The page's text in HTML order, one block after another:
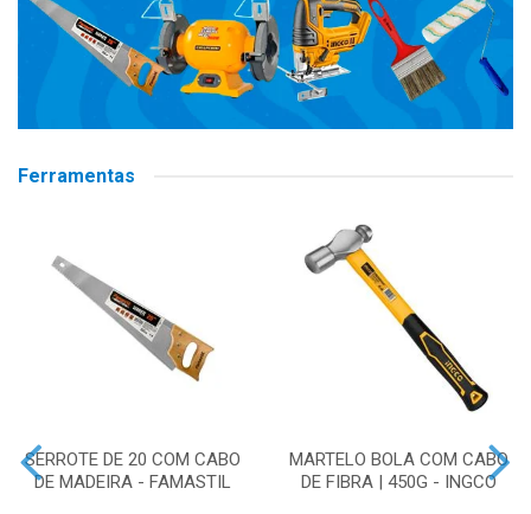
Ferramentas
SERROTE DE 20 COM CABO
DE MADEIRA - FAMASTIL
MARTELO BOLA COM CABO
DE FIBRA | 450G - INGCO